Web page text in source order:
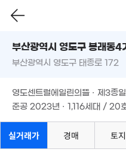
부산광역시 영도구 봉래동
부산광역시 영도구 태종로 172
영도센트럴에일린의뜰 · 제3종
준공 2023년 · 1,116세대 / 20
실거래가 경매 토지